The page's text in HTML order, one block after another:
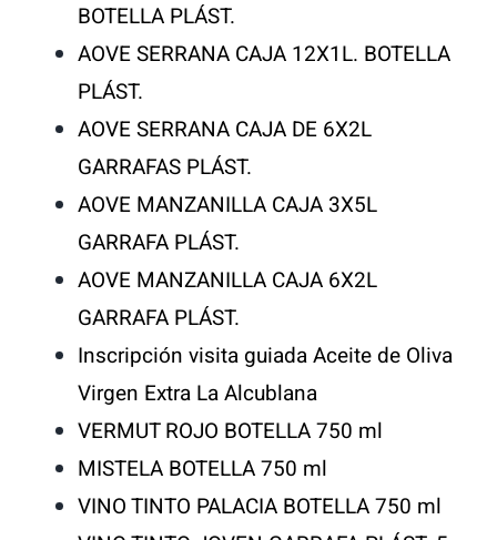
BOTELLA PLÁST.
AOVE SERRANA CAJA 12X1L. BOTELLA
PLÁST.
AOVE SERRANA CAJA DE 6X2L
GARRAFAS PLÁST.
AOVE MANZANILLA CAJA 3X5L
GARRAFA PLÁST.
AOVE MANZANILLA CAJA 6X2L
GARRAFA PLÁST.
Inscripción visita guiada Aceite de Oliva
Virgen Extra La Alcublana
VERMUT ROJO BOTELLA 750 ml
MISTELA BOTELLA 750 ml
VINO TINTO PALACIA BOTELLA 750 ml